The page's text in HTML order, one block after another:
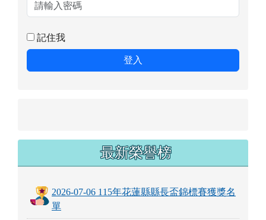
記住我
登入
最新榮譽榜
2026-07-06 115年花蓮縣縣長盃錦標賽獲獎名
單